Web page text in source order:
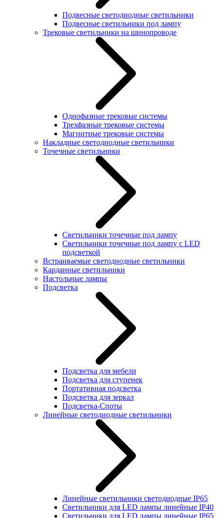
Подвесные светодиодные светильники
Подвесные светильники под лампу
Трековые светильники на шинопроводе
Однофазные трековые системы
Трехфазные трековые системы
Магнитные трековые системы
Накладные светодиодные светильники
Точечные светильники
Светильники точечные под лампу
Светильники точечные под лампу с LED
подсветкой
Встраиваемые светодиодные светильники
Карданные светильники
Настольные лампы
Подсветка
Подсветка для мебели
Подсветка для ступенек
Портативная подсветка
Подсветка для зеркал
Подсветка-Споты
Линейные светодиодные светильники
Линейные светильники светодиодные IP65
Светильники для LED лампы линейные IP40
Светильники для LED лампы линейные IP65